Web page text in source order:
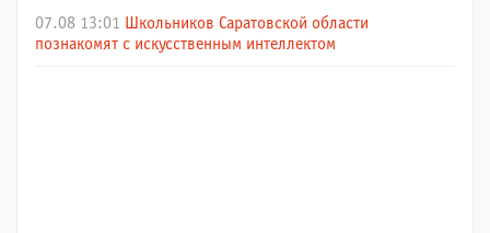
07.08 13:01
Школьников Саратовской области
познакомят с искусственным интеллектом